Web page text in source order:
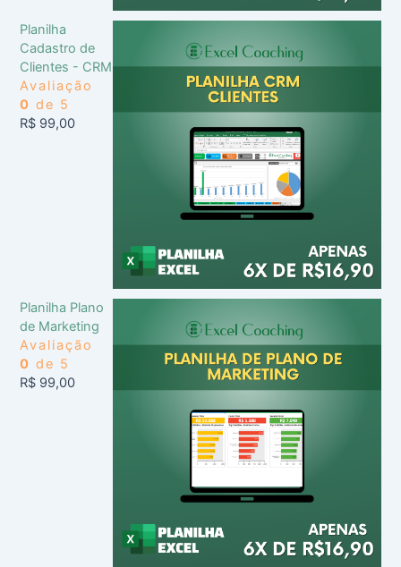
Planilha
Cadastro de
Clientes - CRM
Avaliação
0 de 5
R$ 99,00
Planilha Plano
de Marketing
Avaliação
0 de 5
R$ 99,00